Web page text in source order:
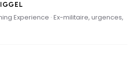
Experience · Ex-militaire, urgences,